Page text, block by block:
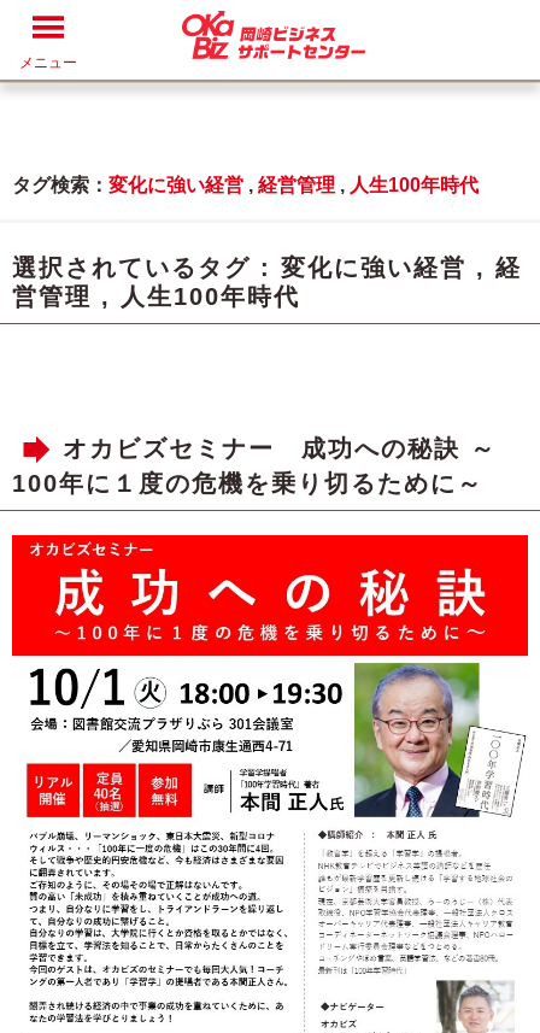
メニュー
タグ検索： 変化に強い経営 , 経営管理 , 人生100年時代
選択されているタグ : 変化に強い経営 , 経
営管理 , 人生100年時代
オカビズセミナー 成功への秘訣 ～
100年に１度の危機を乗り切るために～